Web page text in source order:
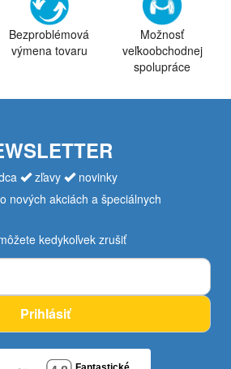
Bezproblémová
výmena tovaru
Možnosť
veľkoobchodnej
spolupráce
zľavy
novinky
nových akciách a špeciálnych
kedykoľvek zrušiť
Prihlásiť